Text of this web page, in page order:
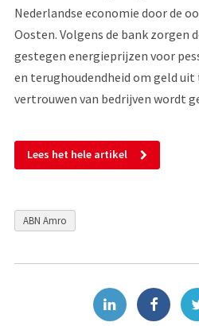
Nederlandse economie door de
Oosten. Volgens de bank zorgen
gestegen energieprijzen voor
en terughoudendheid om geld uit
vertrouwen van bedrijven wordt
Lees het hele artikel
ABN Amro